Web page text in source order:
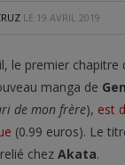
LE 19 AVRIL 2019
le premier chapitre
manga de
de mon frère), est
(0.99 euros). Le
chez Akata.